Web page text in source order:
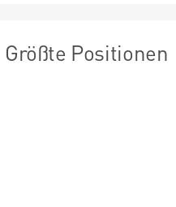
Größte Positionen